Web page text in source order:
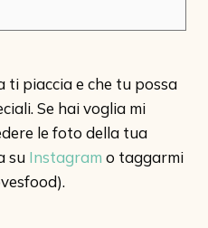
piaccia e che tu possa
Se hai voglia mi
le foto della tua
su Instagram o taggarmi